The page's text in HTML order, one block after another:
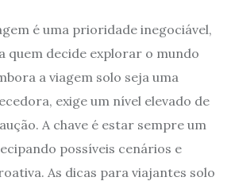
é uma prioridade inegociável,
quem decide explorar o mundo
a viagem solo seja uma
exige um nível elevado de
A chave é estar sempre um
possíveis cenários e
As dicas para viajantes solo